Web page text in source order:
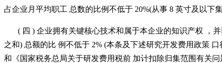
占企业月平均职工 总数的比例不低于 20%(从事 8 英寸及以下
( 四 ) 企业拥有关键核心技术和属于本企业的知识产权 ，
之和) 总额的比 例不低于 2% (本条及下述研究开发费用政策
和《国家税务总局关于研发费用税前 加计扣除归集范围有关